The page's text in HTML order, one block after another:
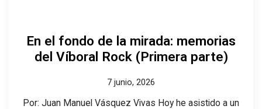
En el fondo de la mirada: memorias
del Víboral Rock (Primera parte)
7 junio, 2026
Por: Juan Manuel Vásquez Vivas Hoy he asistido a un